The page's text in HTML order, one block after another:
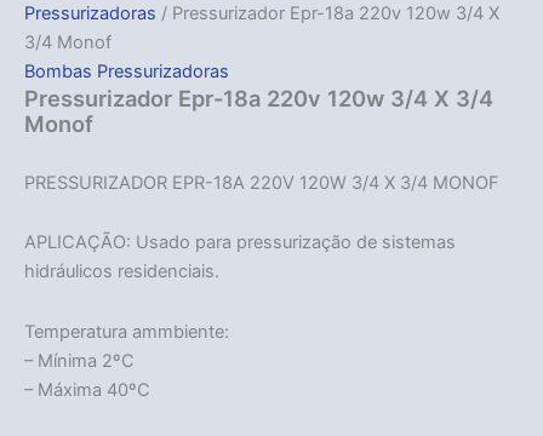
Pressurizadoras / Pressurizador Epr-18a 220v 120w 3/4 X
3/4 Monof
Bombas Pressurizadoras
Pressurizador Epr-18a 220v 120w 3/4 X 3/4
Monof
PRESSURIZADOR EPR-18A 220V 120W 3/4 X 3/4 MONOF
APLICAÇÃO: Usado para pressurização de sistemas
hidráulicos residenciais.
Temperatura ammbiente:
– Mínima 2ºC
– Máxima 40ºC